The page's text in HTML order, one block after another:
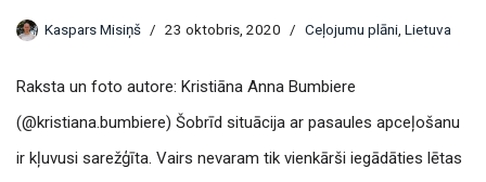
Kaspars Misiņš 23 oktobris, 2020 Ceļojumu plāni Lietuva
Raksta un foto autore: Kristiāna Anna Bumbiere
(@kristiana.bumbiere) Šobrīd situācija ar pasaules apceļošanu
ir kļuvusi sarežģīta. Vairs nevaram tik vienkārši iegādāties lētas